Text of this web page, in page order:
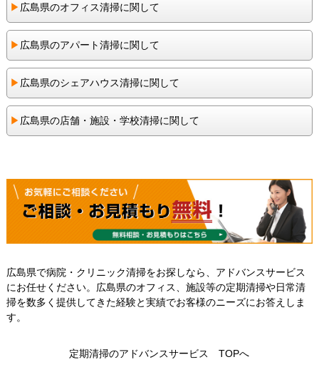
▶︎ 広島県のオフィス清掃に関して
▶︎ 広島県のアパート清掃に関して
▶︎ 広島県のシェアハウス清掃に関して
▶︎ 広島県の店舗・施設・学校清掃に関して
広島県で病院・クリニック清掃をお探しなら、アドバンスサービス
にお任せください。広島県のオフィス、施設等の定期清掃や日常清
掃を数多く提供してきた経験と実績でお客様のニーズにお答えしま
す。
定期清掃のアドバンスサービス TOPへ